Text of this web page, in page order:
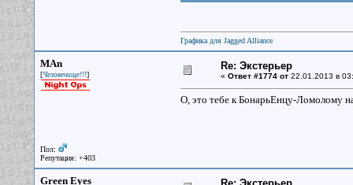
Графика для Jagged Alliance
MAn
[Человечище!!!]
Пол:
Репутация: +403
Re: Экстерьер
« Ответ #1774 от22.01.2013 в
О, это тебе к БонарьЕнцу-Ломолому
Green Eyes